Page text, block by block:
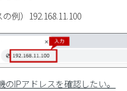
例）192.168.11.100
のIPアドレスを確認したい。